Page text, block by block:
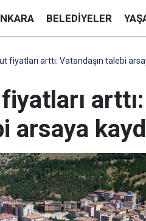
BELEDIYELER
fiyatları arttı: Vatandaşın talebi
arttı:
arsaya